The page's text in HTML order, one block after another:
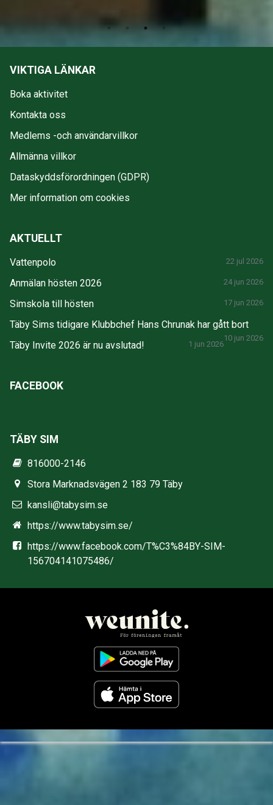
VIKTIGA LÄNKAR
Boka aktivitet
Kontakta oss
Medlems -och användarvillkor
Allmänna villkor
Dataskyddsförordningen (GDPR)
Mer information om cookies
AKTUELLT
Vattenpolo 22 jul 2026
Anmälan hösten 2026 24 jun 2026
Simskola till hösten 17 jun 2026
Täby Sims tidigare Klubbchef Hans Chrunak har gått bort
10 jun 2026
Täby Invite 2026 är nu avslutad! 1 jun 2026
FACEBOOK
TÄBY SIM
816000-2146
Stora Marknadsvägen 2 183 79 Täby
kansli@tabysim.se
https://www.tabysim.se/
https://www.facebook.com/T%C3%84BY-SIM-
156704141075486/